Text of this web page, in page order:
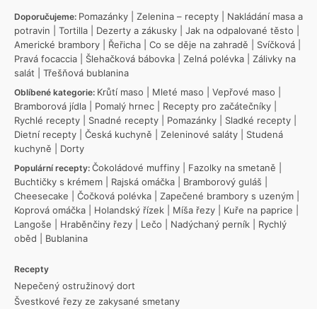
Doporučujeme: Pomazánky Zelenina – recepty
Nakládání masa a
potravin
Tortilla Dezerty a zákusky Jak na odpalované těsto
Americké brambory
Řeřicha Co se děje na zahradě Svíčková
Pravá focaccia
Šlehačková bábovka Zelná polévka
Zálivky na
salát
Třešňová bublanina
Oblíbené kategorie: Krůtí maso Mleté maso Vepřové maso
Bramborová jídla
Pomalý hrnec Recepty pro začátečníky
Rychlé recepty
Snadné recepty Pomazánky Sladké recepty
Dietní recepty
Česká kuchyně Zeleninové saláty
Studená
kuchyně
Dorty
Populární recepty: Čokoládové muffiny Fazolky na smetaně
Buchtičky s krémem
Rajská omáčka Bramborový guláš
Cheesecake
Čočková polévka Zapečené brambory s uzeným
Koprová omáčka
Holandský řízek Míša řezy Kuře na paprice
Langoše
Hraběnčiny řezy Lečo Nadýchaný perník
Rychlý
oběd
Bublanina
Recepty
Nepečený ostružinový dort
Švestkové řezy ze zakysané smetany